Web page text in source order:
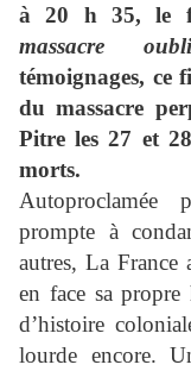
à 20 h 35, le
massacre
témoignages, ce
du massacre
Pitre les 27 et
morts.
Autoproclamée
prompte à
autres, La France
en face sa
d’histoire
lourde encore.